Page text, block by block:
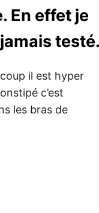
En effet je
testé.
il est hyper
c’est
les bras de